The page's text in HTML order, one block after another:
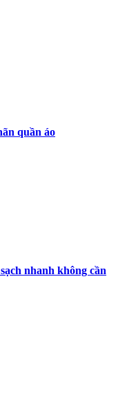
quần áo
nhanh không cần